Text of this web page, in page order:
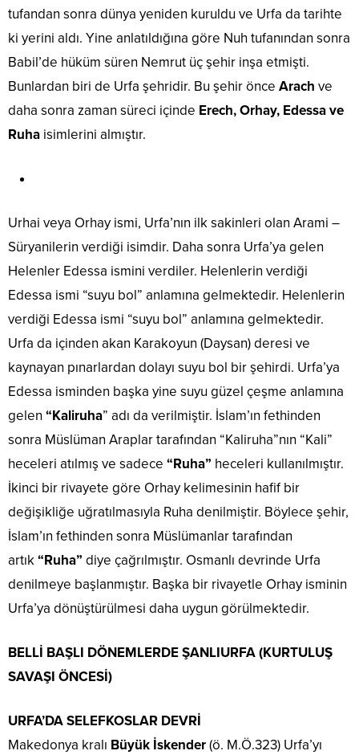
tufandan sonra dünya yeniden kuruldu ve Urfa da tarihte
ki yerini aldı. Yine anlatıldığına göre Nuh tufanından sonra
Babil’de hüküm süren Nemrut üç şehir inşa etmişti.
Bunlardan biri de Urfa şehridir. Bu şehir önce Arach ve
daha sonra zaman süreci içinde Erech, Orhay, Edessa ve
Ruha isimlerini almıştır.
Urhai veya Orhay ismi, Urfa’nın ilk sakinleri olan Arami –
Süryanilerin verdiği isimdir. Daha sonra Urfa’ya gelen
Helenler Edessa ismini verdiler. Helenlerin verdiği
Edessa ismi “suyu bol” anlamına gelmektedir. Helenlerin
verdiği Edessa ismi “suyu bol” anlamına gelmektedir.
Urfa da içinden akan Karakoyun (Daysan) deresi ve
kaynayan pınarlardan dolayı suyu bol bir şehirdi. Urfa’ya
Edessa isminden başka yine suyu güzel çeşme anlamına
gelen “Kaliruha” adı da verilmiştir. İslam’ın fethinden
sonra Müslüman Araplar tarafından “Kaliruha”nın “Kali”
heceleri atılmış ve sadece “Ruha” heceleri kullanılmıştır.
İkinci bir rivayete göre Orhay kelimesinin hafif bir
değişikliğe uğratılmasıyla Ruha denilmiştir. Böylece şehir,
İslam’ın fethinden sonra Müslümanlar tarafından
artık“Ruha” diye çağrılmıştır. Osmanlı devrinde Urfa
denilmeye başlanmıştır. Başka bir rivayetle Orhay isminin
Urfa’ya dönüştürülmesi daha uygun görülmektedir.
BELLİ BAŞLI DÖNEMLERDE ŞANLIURFA (KURTULUŞ
SAVAŞI ÖNCESİ)
URFA’DA SELEFKOSLAR DEVRİ
Makedonya kralı Büyük İskender(ö. M.Ö.323) Urfa’yı